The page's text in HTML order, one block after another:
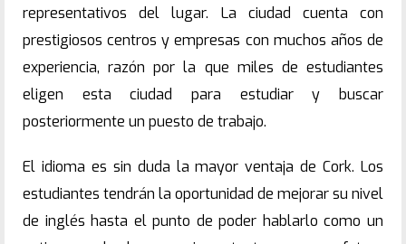
representativos del lugar. La ciudad cuenta con
prestigiosos centros y empresas con muchos años de
experiencia, razón por la que miles de estudiantes
eligen esta ciudad para estudiar y buscar
posteriormente un puesto de trabajo.
El idioma es sin duda la mayor ventaja de Cork. Los
estudiantes tendrán la oportunidad de mejorar su nivel
de inglés hasta el punto de poder hablarlo como un